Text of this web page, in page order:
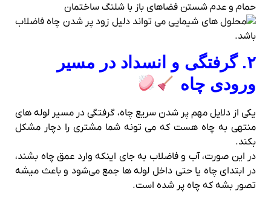
حمام و عدم شستن فضاهای باز با شلنگ ساختمان
۲. گرفتگی و انسداد در مسیر
ورودی چاه
یکی از دلایل مهم پر شدن سریع چاه، گرفتگی در مسیر لوله‌ های
منتهی به چاه هست که می تونه شما مشتری را دچار مشکل
بکند.
در این صورت، آب و فاضلاب به‌ جای اینکه وارد عمق چاه بشند،
در ابتدای چاه یا حتی داخل لوله‌ ها جمع می‌شود و باعث میشه
تصور بشه که چاه پر شده است.